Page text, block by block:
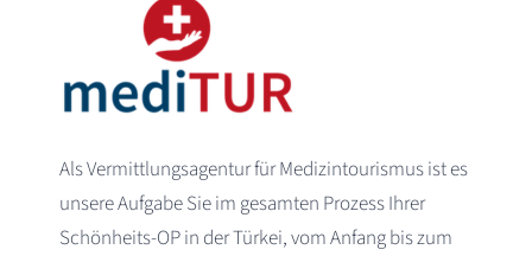
Als Vermittlungsagentur für Medizintourismus ist es
unsere Aufgabe Sie im gesamten Prozess Ihrer
Schönheits-OP in der Türkei, vom Anfang bis zum